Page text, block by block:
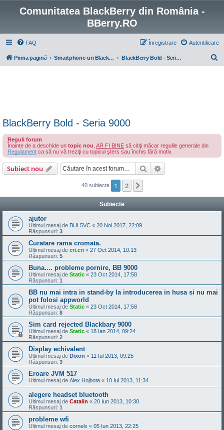
Comunitatea BlackBerry din România -
BBerry.RO
FAQ Autentificare
Înregistrare
Prima pagină Smartphone-uri BlackBerry cu OS 4-7 BlackBerry Bold - Seria 9000
BlackBerry Bold - Seria 9000
Reguli forum
Înainte de a deschide un topic nou AR FI BINE să citiţi măcar regulile generale din
Regulament ca să nu vă treziţi cu topicul şters sau închis fără motiv.
Subiect nou Căutare
40 subiecte 1 2
Subiecte
ajutor
Ultimul mesaj de BUL5VC « 20 Noi 2017, 22:09
Răspunsuri: 3
Curatare rama cromata.
Ultimul mesaj de cri.cri « 27 Oct 2014, 10:13
Răspunsuri: 5
Buna.... probleme pornire, BB 9000
Ultimul mesaj de Static « 23 Oct 2014, 17:58
Răspunsuri: 1
BB nu mai intra in stand-by la introducerea in husa si nu mai
pot folosi appworld
Ultimul mesaj de Static « 23 Oct 2014, 17:58
Răspunsuri: 8
Sim card rejected Blackbary 9000
Ultimul mesaj de Static « 18 Ian 2014, 09:24
Răspunsuri: 2
Display echivalent
Ultimul mesaj de Dixon « 11 Iul 2013, 09:25
Răspunsuri: 3
Eroare JVM 517
Ultimul mesaj de Alex Hojbota « 10 Iul 2013, 11:34
alegere headset bluetooth
Ultimul mesaj de Catalin « 20 Iun 2013, 10:30
Răspunsuri: 1
probleme wfi
Ultimul mesaj de cornelx « 05 Iun 2013, 22:25